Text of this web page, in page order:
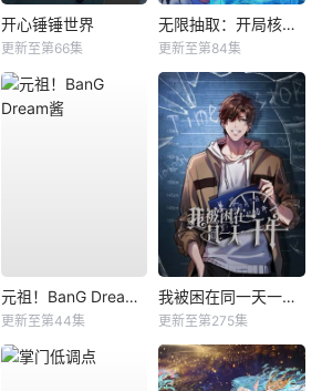
开心锤锤世界
更新至第66集
无限抽取：开局核平修仙世界动态漫
更新至第84集
元祖！BanG Dream酱
更新至第44集
我被困在同一天一千年动态漫
更新至第275集